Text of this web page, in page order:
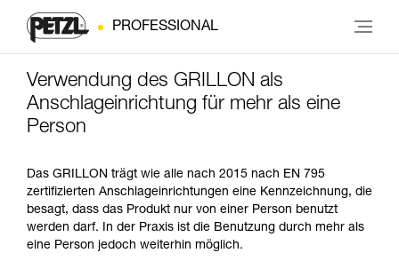
PROFESSIONAL
Verwendung des GRILLON als
Anschlageinrichtung für mehr als eine
Person
Das GRILLON trägt wie alle nach 2015 nach EN 795
zertifizierten Anschlageinrichtungen eine Kennzeichnung, die
besagt, dass das Produkt nur von einer Person benutzt
werden darf. In der Praxis ist die Benutzung durch mehr als
eine Person jedoch weiterhin möglich.